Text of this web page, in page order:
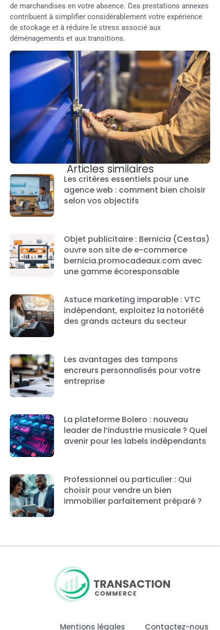
de marchandises en votre absence. Ces prestations annexes
contribuent à simplifier considérablement votre expérience
de stockage et à réduire le stress associé aux
déménagements et aux transitions.
Articles similaires
Les critères essentiels pour une
agence web : comment bien choisir
selon vos objectifs
Objet publicitaire : Bernicia (Cestas)
ouvre son site de e-commerce
bernicia.promocadeaux.com avec
une gamme écoresponsable
Astuce marketing imparable : VTC
indépendant, exploitez la notoriété
des grands acteurs du secteur
Les avantages des tampons
encreurs personnalisés pour votre
entreprise
La plateforme Bolero : nouveau
leader de l’industrie musicale ? Quel
avenir pour les labels indépendants
Professionnel ou particulier : Qui
choisir pour vendre un bien
immobilier parfaitement préparé ?
Mentions légales Contactez-nous